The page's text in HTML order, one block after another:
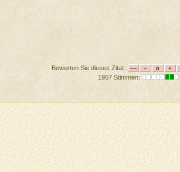
Bewerten Sie dieses Zitat:
1957 Stimmen: